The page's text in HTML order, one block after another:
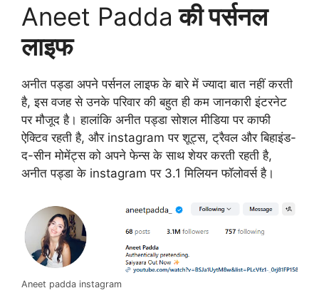
Aneet Padda की पर्सनल
लाइफ
अनीत पड्डा अपने पर्सनल लाइफ के बारे में ज्यादा बात नहीं करती
है, इस वजह से उनके परिवार की बहुत ही कम जानकारी इंटरनेट
पर मौजूद है। हालांकि अनीत पड्डा सोशल मीडिया पर काफी
ऐक्टिव रहती है, और instagram पर शूट्स, ट्रैवल और बिहाइंड-
द-सीन मोमेंट्स को अपने फेन्स के साथ शेयर करती रहती है,
अनीत पड्डा के instagram पर 3.1 मिलियन फॉलोवर्स है।
Aneet padda instagram